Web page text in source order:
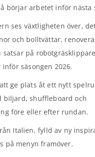
börjar arbetet inför nästa
ses växtligheten över,
och bolltvättar,
på
säsongen 2026.
ge plats åt ett nytt
biljard, shuffleboard och
före eller efter rundan.
Italien, fylld av ny
på menyn framöver.